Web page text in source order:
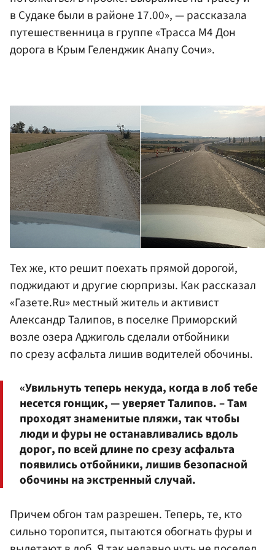
в Судаке были в районе 17.00», — рассказала
путешественница в группе «Трасса М4 Дон
дорога в Крым Геленджик Анапу Сочи».
Тех же, кто решит поехать прямой дорогой,
поджидают и другие сюрпризы. Как рассказал
«Газете.Ru» местный житель и активист
Александр Талипов, в поселке Приморский
возле озера Аджиголь сделали отбойники
по срезу асфальта лишив водителей обочины.
«Увильнуть теперь некуда, когда в лоб тебе
несется гонщик, — уверяет Талипов. – Там
проходят знаменитые пляжи, так чтобы
люди и фуры не останавливались вдоль
дорог, по всей длине по срезу асфальта
появились отбойники, лишив безопасной
обочины на экстренный случай.
Причем обгон там разрешен. Теперь, те, кто
сильно торопится, пытаются обогнать фуры и